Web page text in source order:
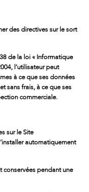
des directives sur le sort
de la loi « Informatique
l’utilisateur peut
à ce que ses données
sans frais, à ce que ses
commerciale.
sur le Site
automatiquement
conservées pendant une